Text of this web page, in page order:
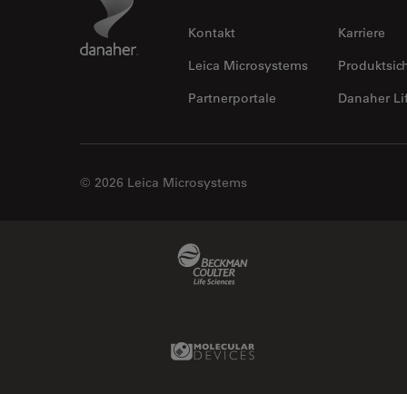
Kontakt
Karriere
Leica Microsystems
Partnerportale
Danaher
© 2026 Leica Microsystems
Molecular Devices Link